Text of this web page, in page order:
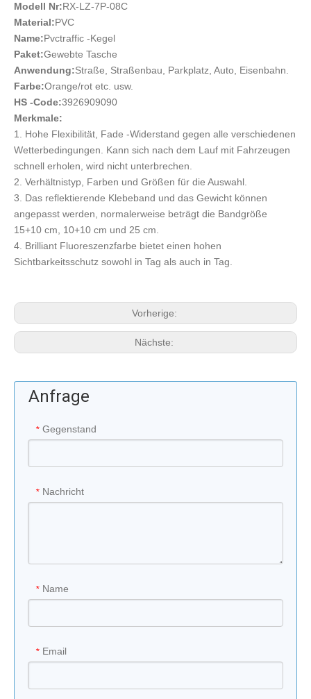
Modell Nr:RX-LZ-7P-08C
Material:PVC
Name:Pvctraffic -Kegel
Paket:Gewebte Tasche
Anwendung:Straße, Straßenbau, Parkplatz, Auto, Eisenbahn.
Farbe:Orange/rot etc. usw.
HS -Code:3926909090
Merkmale:
1. Hohe Flexibilität, Fade -Widerstand gegen alle verschiedenen
Wetterbedingungen. Kann sich nach dem Lauf mit Fahrzeugen
schnell erholen, wird nicht unterbrechen.
2. Verhältnistyp, Farben und Größen für die Auswahl.
3. Das reflektierende Klebeband und das Gewicht können
angepasst werden, normalerweise beträgt die Bandgröße
15+10 cm, 10+10 cm und 25 cm.
4. Brilliant Fluoreszenzfarbe bietet einen hohen
Sichtbarkeitsschutz sowohl in Tag als auch in Tag.
Vorherige:
Nächste:
Anfrage
* Gegenstand
* Nachricht
* Name
* Email